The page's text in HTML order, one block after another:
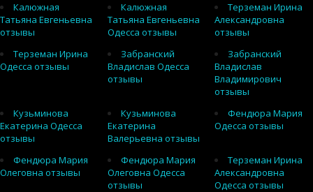
Калюжная
Татьяна Евгеньевна
отзывы
Калюжная
Татьяна Евгеньевна
Одесса отзывы
Терземан Ирина
Александровна
отзывы
Терземан Ирина
Одесса отзывы
Забранский
Владислав Одесса
отзывы
Забранский
Владислав
Владимирович
отзывы
Кузьминова
Екатерина Одесса
отзывы
Кузьминова
Екатерина
Валерьевна отзывы
Фендюра Мария
Одесса отзывы
Фендюра Мария
Олеговна отзывы
Фендюра Мария
Олеговна Одесса
отзывы
Терземан Ирина
Александровна
Одесса отзывы